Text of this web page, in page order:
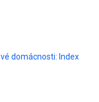
domácnosti: Index